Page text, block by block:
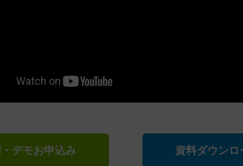
デモお申込み 資料ダウンロ